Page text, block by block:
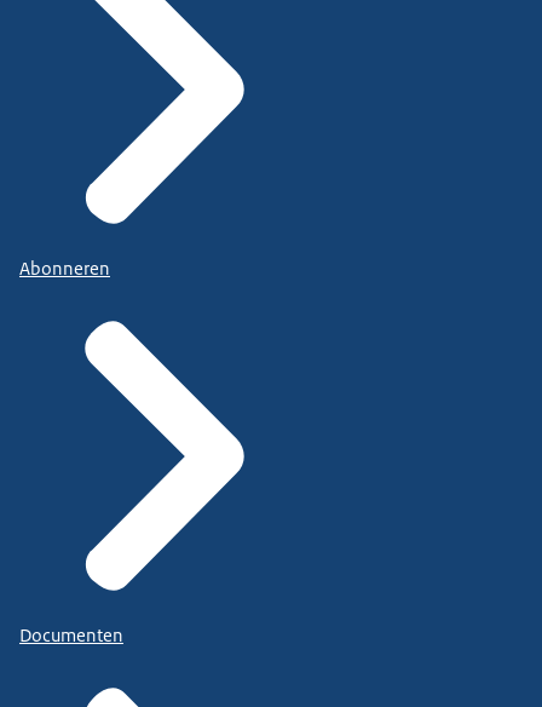
Abonneren
Documenten